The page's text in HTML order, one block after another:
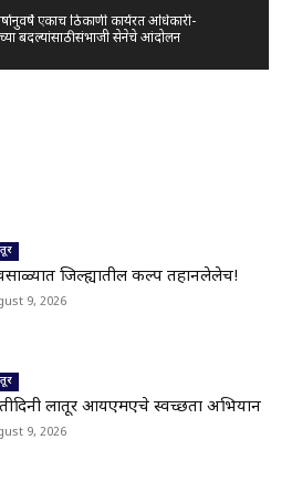
एकाच ठिकाणी कार्यरत अधिकारी-
बदल्यांसाठी संभाजी सेनेचे आंदोलन
संजय राऊत यांच्या प्रतिमेला
महामार्गावरील सिमेंट रस्त्याला मोठ्या
धोका
पाटील चाकूरकर यांच्या भव्य स्मारकाची
दिवसांत मोठा निर्णय!
प्रधानांच्या राजीनाम्यावर राकेश टिकैतांचे
हंगामावर एल निनोचं सावट; शेतकऱ्यांची
जिल्ह्यातील प्रकल्प तहानलेलेच!
9, 2026
लातूर आयएमएचे स्वच्छता अभियान
9, 2026